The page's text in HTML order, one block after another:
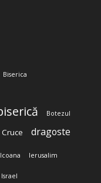
Biserica
Botezul
Cruce dragoste
Icoana Ierusalim
Israel